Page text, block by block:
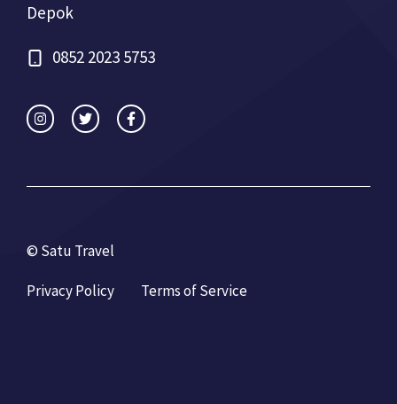
Depok
0852 2023 5753
© Satu Travel
Privacy Policy Terms of Service